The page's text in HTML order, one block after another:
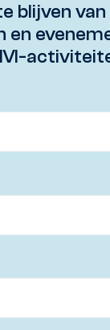
blijven
en